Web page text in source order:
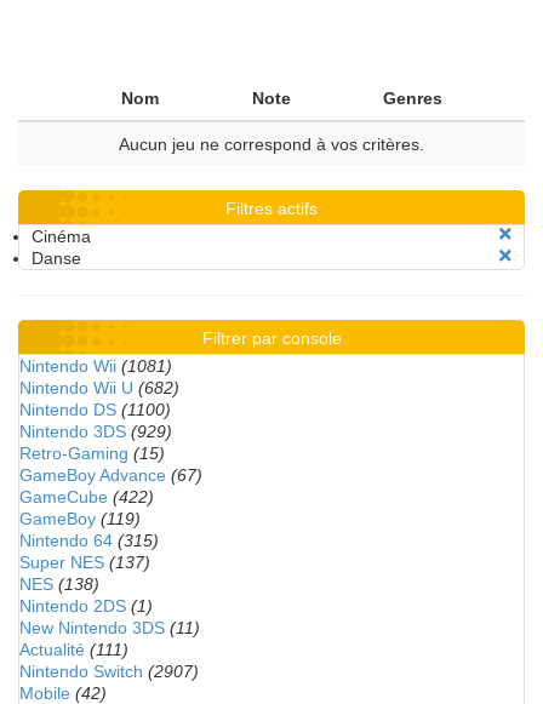
Nom Note Genres
Aucun jeu ne correspond à vos critères.
Filtres actifs
Cinéma
Danse
Filtrer par console
Nintendo Wii (1081)
Nintendo Wii U (682)
Nintendo DS (1100)
Nintendo 3DS (929)
Retro-Gaming (15)
GameBoy Advance (67)
GameCube (422)
GameBoy (119)
Nintendo 64 (315)
Super NES (137)
NES (138)
Nintendo 2DS (1)
New Nintendo 3DS (11)
Actualité (111)
Nintendo Switch (2907)
Mobile (42)